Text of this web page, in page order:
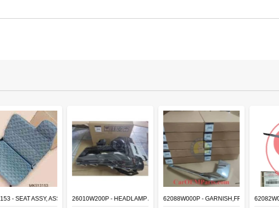
- SEAT ASSY, ASSISTANT26010W200P - HEADLAMP ASSY,RH62088W000P - GARNISH,FR BUMPER